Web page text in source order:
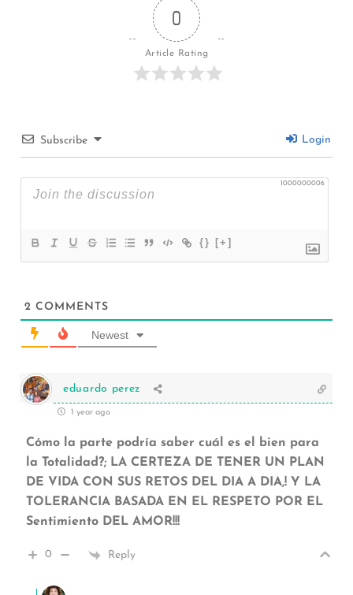
0
Article Rating
Subscribe Login
1000000006
{} [+]
2 COMMENTS
Newest
eduardo perez
1 year ago
Cómo la parte podría saber cuál es el bien para
la Totalidad?; LA CERTEZA DE TENER UN PLAN
DE VIDA CON SUS RETOS DEL DIA A DIA,! Y LA
TOLERANCIA BASADA EN EL RESPETO POR EL
Sentimiento DEL AMOR!!!
0 Reply